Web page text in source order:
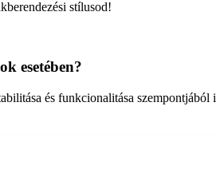
stílusod!
esetében?
és funkcionalitása